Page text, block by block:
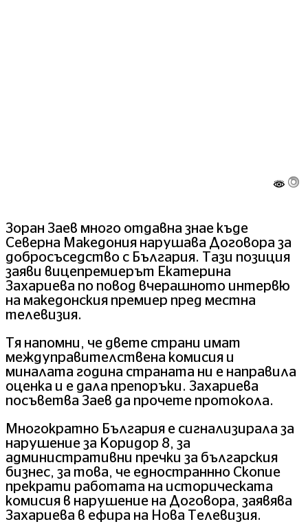
Зоран Заев много отдавна знае къде
Северна Македония нарушава Договора за
добросъседство с България. Тази позиция
заяви вицепремиерът Екатерина
Захариева по повод вчерашното интервю
на македонския премиер пред местна
телевизия.
Тя напомни, че двете страни имат
междуправителствена комисия и
миналата година страната ни е направила
оценка и е дала препоръки. Захариева
посъветва Заев да прочете протокола.
Многократно България е сигнализирала за
нарушение за Коридор 8, за
административни пречки за българския
бизнес, за това, че едностраннно Скопие
прекрати работата на историческата
комисия в нарушение на Договора, заявява
Захариева в ефира на Нова Телевизия.